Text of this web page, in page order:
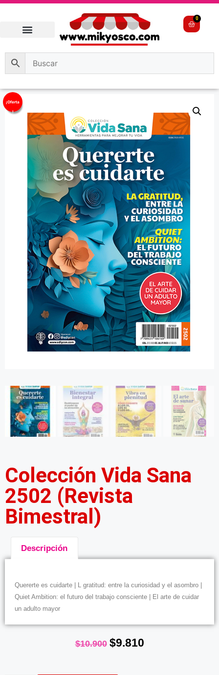
0
¡Oferta
!
Colección Vida Sana
2502 (Revista
Bimestral)
Descripción
Quererte es cuidarte | L gratitud: entre la curiosidad y el asombro |
Quiet Ambition: el futuro del trabajo consciente | El arte de cuidar
un adulto mayor
$10.900 $9.810